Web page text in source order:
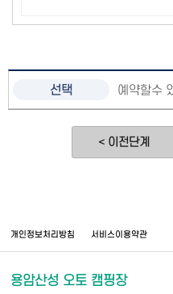
예약할수
< 이전단계
개인정보처리방침 서비스이용약관
용암산성 오토 캠핑장